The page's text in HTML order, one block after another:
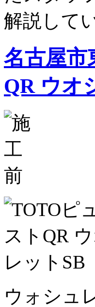
解説して
名古屋市
QR ウオ
ウォシュ